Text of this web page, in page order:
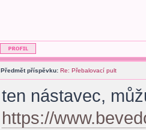
Předmět příspěvku: Re: Přebalovací pult
ten nástavec,
https://